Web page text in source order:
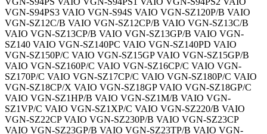
VGN-S94PS3 VAIO VGN-S94S VAIO VGN-SZ120P/B VAIO
VGN-SZ12C/B VAIO VGN-SZ12CP/B VAIO VGN-SZ13C/B
VAIO VGN-SZ13CP/B VAIO VGN-SZ13GP/B VAIO VGN-
SZ140 VAIO VGN-SZ140PC VAIO VGN-SZ140PD VAIO
VGN-SZ150P/C VAIO VGN-SZ15GP VAIO VGN-SZ15GP/B
VAIO VGN-SZ160P/C VAIO VGN-SZ16CP/C VAIO VGN-
SZ170P/C VAIO VGN-SZ17CP/C VAIO VGN-SZ180P/C VAIO
VGN-SZ18CP/X VAIO VGN-SZ18GP VAIO VGN-SZ18GP/C
VAIO VGN-SZ1HP/B VAIO VGN-SZ1M/B VAIO VGN-
SZ1VP/C VAIO VGN-SZ1XP/C VAIO VGN-SZ220/B VAIO
VGN-SZ22CP VAIO VGN-SZ230P/B VAIO VGN-SZ23CP
VAIO VGN-SZ23GP/B VAIO VGN-SZ23TP/B VAIO VGN-